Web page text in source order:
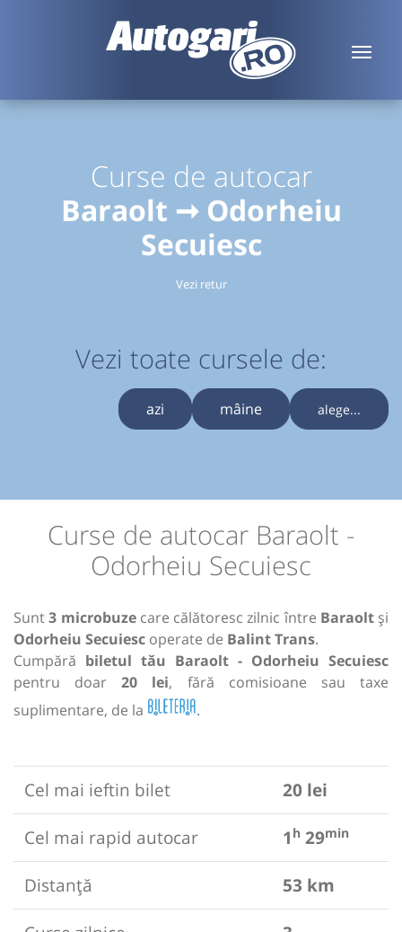
Curse de autocar
Baraolt ➞ Odorheiu
Secuiesc
Vezi retur
Vezi toate cursele de:
azi mâine alege...
Curse de autocar Baraolt -
Odorheiu Secuiesc
Sunt3 microbuzecare călătoresc zilnic între Baraoltși
Odorheiu Secuiesc operate de Balint Trans.
Cumpără biletul tău Baraolt - Odorheiu Secuiesc
pentru doar20 lei, fără comisioane sau taxe
suplimentare, de la
.
Cel mai ieftin bilet
20 lei
Cel mai rapid autocar
1 h 29min
Distanță
53 km